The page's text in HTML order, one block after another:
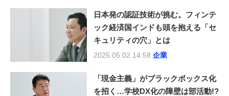
日本発の認証技術が挑む。フィンテ
ック経済国インドも頭を抱える「セ
キュリティの穴」とは
2025.05.02 14:58 企業
「現金主義」がブラックボックス化
を招く…学校DX化の障壁は部活動!?